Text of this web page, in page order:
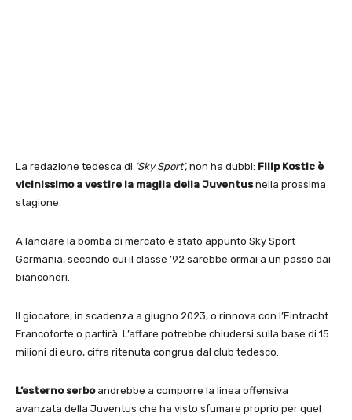
La redazione tedesca di ‘Sky Sport‘, non ha dubbi: Filip Kostic è
vicinissimo a vestire la maglia della Juventusnella prossima
stagione.
A lanciare la bomba di mercato è stato appunto Sky Sport
Germania, secondo cui il classe ’92 sarebbe ormai a un passo dai
bianconeri.
Il giocatore, in scadenza a giugno 2023, o rinnova con l’Eintracht
Francoforte o partirà. L’affare potrebbe chiudersi sulla base di 15
milioni di euro, cifra ritenuta congrua dal club tedesco.
L’esterno serboandrebbe a comporre la linea offensiva
avanzata della Juventus che ha visto sfumare proprio per quel